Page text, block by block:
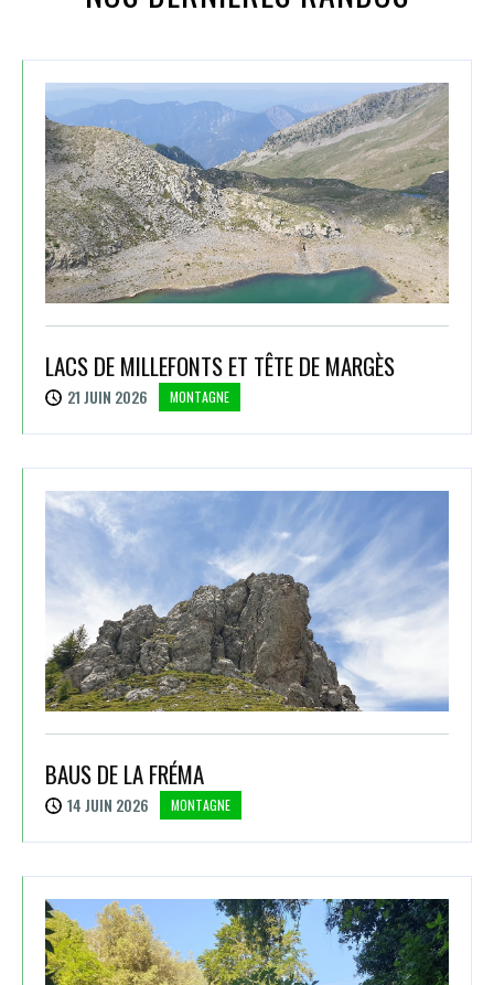
LACS DE MILLEFONTS ET TÊTE DE MARGÈS
21 JUIN 2026 MONTAGNE
BAUS DE LA FRÉMA
14 JUIN 2026 MONTAGNE